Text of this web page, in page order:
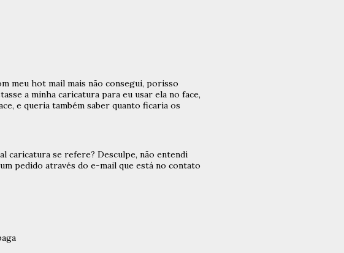
meu hot mail mais não consegui, porisso
a minha caricatura para eu usar ela no face,
e queria também saber quanto ficaria os
caricatura se refere? Desculpe, não entendi
pedido através do e-mail que está no contato